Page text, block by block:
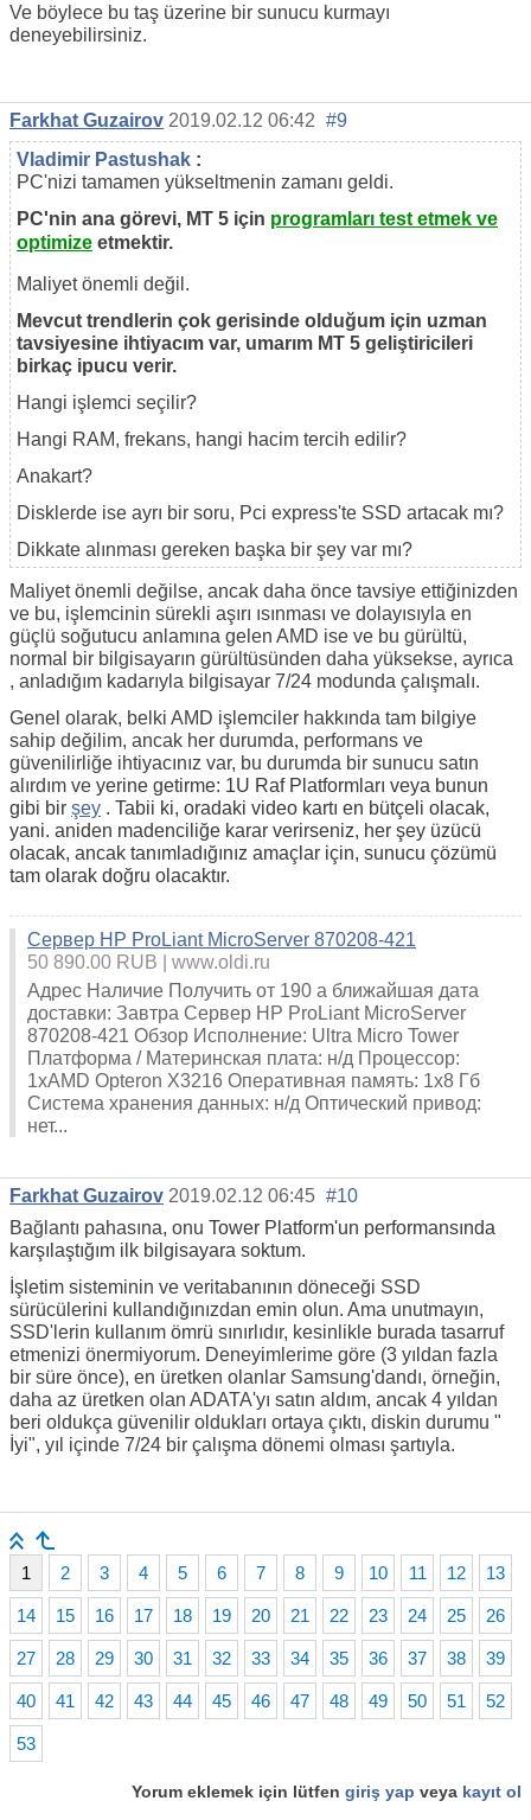
Ve böylece bu taş üzerine bir sunucu kurmayı
deneyebilirsiniz.
Farkhat Guzairov 2019.02.12 06:42 #9
Vladimir Pastushak :
PC'nizi tamamen yükseltmenin zamanı geldi.
PC'nin ana görevi, MT 5 için programları test etmek ve
optimize etmektir.
Maliyet önemli değil.
Mevcut trendlerin çok gerisinde olduğum için uzman
tavsiyesine ihtiyacım var, umarım MT 5 geliştiricileri
birkaç ipucu verir.
Hangi işlemci seçilir?
Hangi RAM, frekans, hangi hacim tercih edilir?
Anakart?
Disklerde ise ayrı bir soru, Pci express'te SSD artacak mı?
Dikkate alınması gereken başka bir şey var mı?
Maliyet önemli değilse, ancak daha önce tavsiye ettiğinizden
ve bu, işlemcinin sürekli aşırı ısınması ve dolayısıyla en
güçlü soğutucu anlamına gelen AMD ise ve bu gürültü,
normal bir bilgisayarın gürültüsünden daha yüksekse, ayrıca
, anladığım kadarıyla bilgisayar 7/24 modunda çalışmalı.
Genel olarak, belki AMD işlemciler hakkında tam bilgiye
sahip değilim, ancak her durumda, performans ve
güvenilirliğe ihtiyacınız var, bu durumda bir sunucu satın
alırdım ve yerine getirme: 1U Raf Platformları veya bunun
gibi bir şey . Tabii ki, oradaki video kartı en bütçeli olacak,
yani. aniden madenciliğe karar verirseniz, her şey üzücü
olacak, ancak tanımladığınız amaçlar için, sunucu çözümü
tam olarak doğru olacaktır.
Сервер HP ProLiant MicroServer 870208-421
50 890.00 RUB
www.oldi.ru
Адрес Наличие Получить от 190 a ближайшая дата
доставки: Завтра Сервер HP ProLiant MicroServer
870208-421 Обзор Исполнение: Ultra Micro Tower
Платформа / Материнская плата: н/д Процессор:
1xAMD Opteron X3216 Оперативная память: 1x8 Гб
Система хранения данных: н/д Оптический привод:
нет...
Farkhat Guzairov 2019.02.12 06:45 #10
Bağlantı pahasına, onu Tower Platform'un performansında
karşılaştığım ilk bilgisayara soktum.
İşletim sisteminin ve veritabanının döneceği SSD
sürücülerini kullandığınızdan emin olun. Ama unutmayın,
SSD'lerin kullanım ömrü sınırlıdır, kesinlikle burada tasarruf
etmenizi önermiyorum. Deneyimlerime göre (3 yıldan fazla
bir süre önce), en üretken olanlar Samsung'dandı, örneğin,
daha az üretken olan ADATA'yı satın aldım, ancak 4 yıldan
beri oldukça güvenilir oldukları ortaya çıktı, diskin durumu "
İyi", yıl içinde 7/24 bir çalışma dönemi olması şartıyla.
1 2 3 4 5 6 7 8 9 10 11 12 13
14 15 16 17 18 19 20 21 22 23 24 25 26
27 28 29 30 31 32 33 34 35 36 37 38 39
40 41 42 43 44 45 46 47 48 49 50 51 52
53
Yorum eklemek için lütfen giriş yap veya kayıt ol